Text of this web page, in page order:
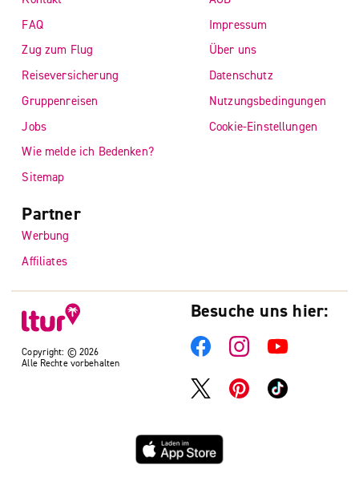
Copyright: © 2026
Alle Rechte vorbehalten
FAQ
Zug zum Flug
Reiseversicherung
Gruppenreisen
Jobs
Wie melde ich Bedenken?
Sitemap
Impressum
Über uns
Datenschutz
Nutzungsbedingungen
Cookie-Einstellungen
Partner
Werbung
Affiliates
Besuche uns hier: